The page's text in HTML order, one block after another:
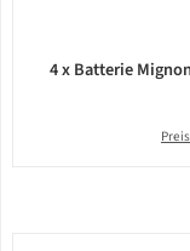
4 x Batterie